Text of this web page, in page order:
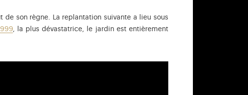
de son règne. La replantation suivante a lieu sous
, la plus dévastatrice, le jardin est entièrement